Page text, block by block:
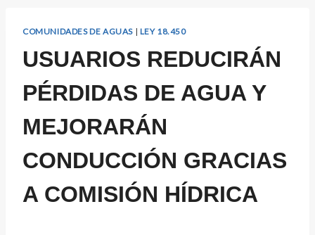
COMUNIDADES DE AGUAS| LEY 18.450
USUARIOS REDUCIRÁN
PÉRDIDAS DE AGUA Y
MEJORARÁN
CONDUCCIÓN GRACIAS
A COMISIÓN HÍDRICA